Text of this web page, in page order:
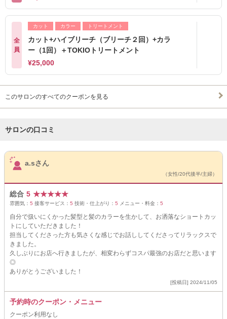
全
員
カット カラー トリートメント
カット+ハイブリーチ（ブリーチ２回）+カラ
ー（1回）＋TOKIOトリートメント
¥25,000
このサロンのすべてのクーポンを見る
サロンの口コミ
サロンPick Up
a.sさん
（女性/20代後半/主婦）
総合 5 ★★★★★
雰囲気： 5 接客サービス： 5 技術・仕上がり： 5 メニュー・料金： 5
自分で扱いにくかった髪型と髪のカラーを生かして、お洒落なショートカッ
トにしていただきました！
担当してくださった方も気さくな感じでお話ししてくださってリラックスで
きました。
久しぶりにお店へ行きましたが、相変わらずコスパ最強のお店だと思います
◎
ありがとうございました！
[投稿日] 2024/11/05
予約時のクーポン・メニュー
クーポン利用なし